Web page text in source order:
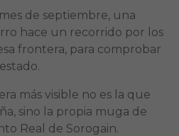
de septiembre, una
hace un recorrido por los
frontera, para comprobar
más visible no es la que
sino la propia muga de
Real de Sorogain.